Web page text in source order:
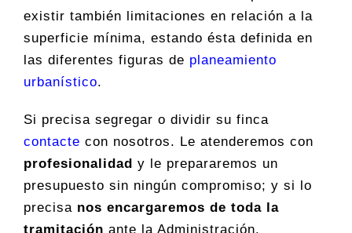
existir también limitaciones en relación a la
superficie mínima, estando ésta definida en
las diferentes figuras de planeamiento
urbanístico.
Si precisa segregar o dividir su finca
contacte con nosotros. Le atenderemos con
profesionalidad y le prepararemos un
presupuesto sin ningún compromiso; y si lo
precisa nos encargaremos de toda la
tramitación ante la Administración.